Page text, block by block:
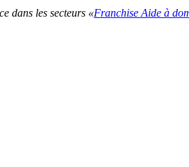
dans les secteurs «Franchise Aide à